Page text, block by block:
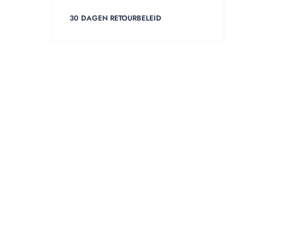
30 DAGEN RETOURBELEID